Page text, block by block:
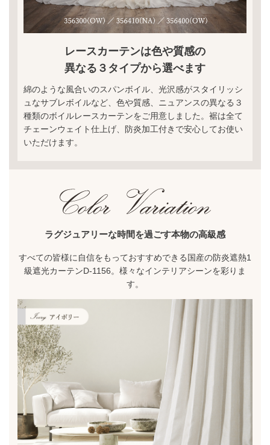
レースカーテンは色や質感の
異なる３タイプから選べます
綿のような風合いのスパンボイル、光沢感がスタイリッシ
ュなサブレボイルなど、色や質感、ニュアンスの異なる３
種類のボイルレースカーテンをご用意しました。裾は全て
チェーンウェイト仕上げ、防炎加工付きで安心してお使い
いただけます。
ラグジュアリーな時間を過ごす本物の高級感
すべての皆様に自信をもっておすすめできる国産の防炎遮熱1
級遮光カーテンD-1156。様々なインテリアシーンを彩りま
す。